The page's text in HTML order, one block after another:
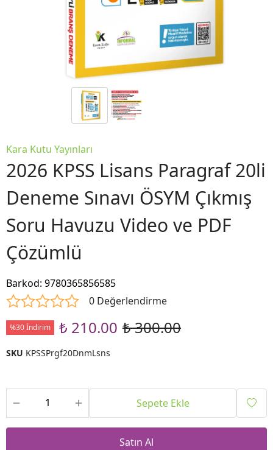
Kara Kutu Yayınları
2026 KPSS Lisans Paragraf 20li
Deneme Sınavı ÖSYM Çıkmış
Soru Havuzu Video ve PDF
Çözümlü
Barkod: 9780365856585
0 Değerlendirme
%30 İndirim ₺ 210.00 ₺ 300.00
SKU KPSSPrgf20DnmLsns
Sepete Ekle
Satın Al